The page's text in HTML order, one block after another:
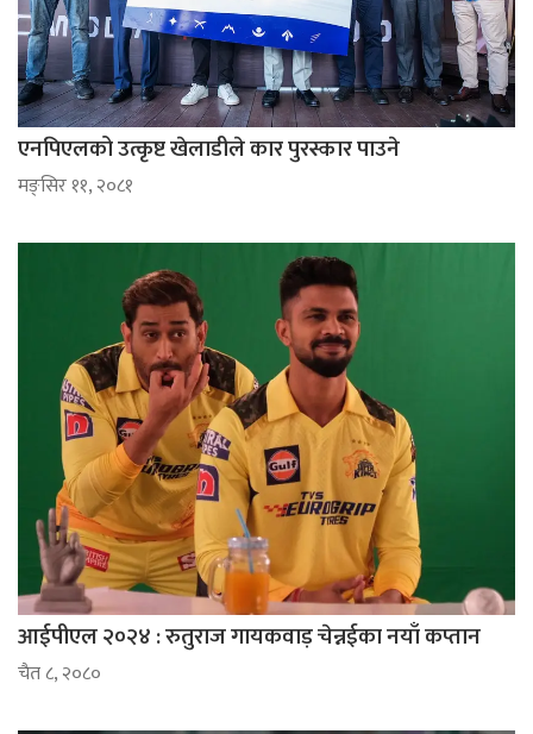
एनपिएलको उत्कृष्ट खेलाडीले कार पुरस्कार पाउने
मङ्सिर ११, २०८१
आईपीएल २०२४ : रुतुराज गायकवाड़ चेन्नईका नयाँ कप्तान
चैत ८, २०८०